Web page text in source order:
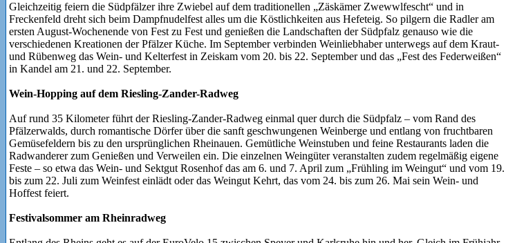
Gleichzeitig feiern die Südpfälzer ihre Zwiebel auf dem traditionellen „Zäskämer Zwewwlfescht“ und in
Freckenfeld dreht sich beim Dampfnudelfest alles um die Köstlichkeiten aus Hefeteig. So pilgern die Radler am
ersten August-Wochenende von Fest zu Fest und genießen die Landschaften der Südpfalz genauso wie die
verschiedenen Kreationen der Pfälzer Küche. Im September verbinden Weinliebhaber unterwegs auf dem Kraut-
und Rübenweg das Wein- und Kelterfest in Zeiskam vom 20. bis 22. September und das „Fest des Federweißen“
in Kandel am 21. und 22. September.
Wein-Hopping auf dem Riesling-Zander-Radweg
Auf rund 35 Kilometer führt der Riesling-Zander-Radweg einmal quer durch die Südpfalz – vom Rand des
Pfälzerwalds, durch romantische Dörfer über die sanft geschwungenen Weinberge und entlang von fruchtbaren
Gemüsefeldern bis zu den ursprünglichen Rheinauen. Gemütliche Weinstuben und feine Restaurants laden die
Radwanderer zum Genießen und Verweilen ein. Die einzelnen Weingüter veranstalten zudem regelmäßig eigene
Feste – so etwa das Wein- und Sektgut Rosenhof das am 6. und 7. April zum „Frühling im Weingut“ und vom 19.
bis zum 22. Juli zum Weinfest einlädt oder das Weingut Kehrt, das vom 24. bis zum 26. Mai sein Wein- und
Hoffest feiert.
Festivalsommer am Rheinradweg